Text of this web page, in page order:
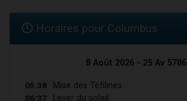
Horaires pour Columbus
8 Août 2026 - 25 Av 5786
05:38 Mise des Téfilines
06:37 Lever du soleil